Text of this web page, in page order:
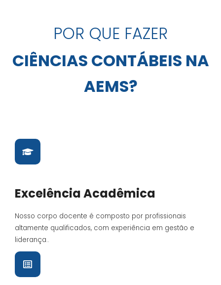
POR QUE FAZER
CIÊNCIAS CONTÁBEIS NA
AEMS?
Excelência Acadêmica
Nosso corpo docente é composto por profissionais
altamente qualificados, com experiência em gestão e
liderança..